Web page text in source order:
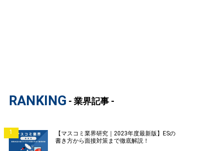
RANKING - 業界記事 -
1
【マスコミ業界研究｜2023年度最新版】ESの
書き方から面接対策まで徹底解説！